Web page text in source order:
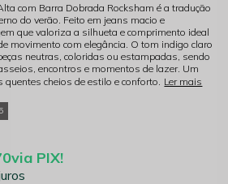
com Barra Dobrada Rocksham é a tradução
do verão. Feito em jeans macio e
que valoriza a silhueta e comprimento ideal
movimento com elegância. O tom indigo claro
neutras, coloridas ou estampadas, sendo
encontros e momentos de lazer. Um
cheios de estilo e conforto. Ler mais
via PIX!